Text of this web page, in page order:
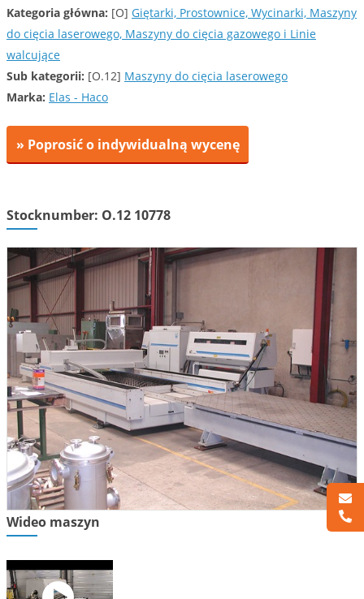
Kategoria główna: [O] Giętarki, Prostownice, Wycinarki, Maszyny
do cięcia laserowego, Maszyny do cięcia gazowego i Linie
walcujące
Sub kategorii: [O.12] Maszyny do cięcia laserowego
Marka: Elas - Haco
» Poprosić o indywidualną wycenę
Stocknumber: O.12 10778
Wideo maszyn